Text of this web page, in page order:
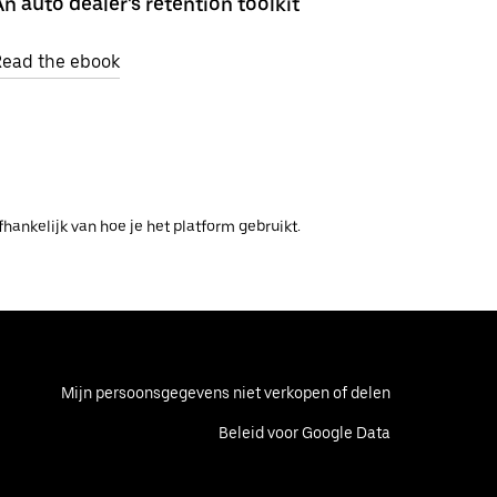
the ebook
van hoe je het platform gebruikt.
Mijn persoonsgegevens niet verkopen of delen
Beleid voor Google Data